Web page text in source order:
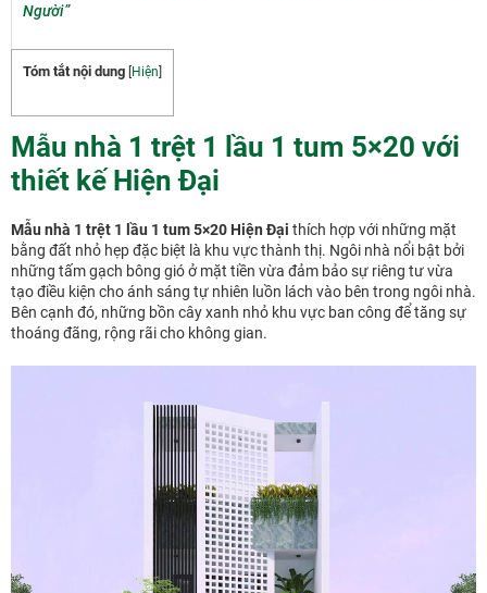
Người”
Tóm tắt nội dung Hiện
Mẫu nhà 1 trệt 1 lầu 1 tum 5×20 với
thiết kế Hiện Đại
Mẫu nhà 1 trệt 1 lầu 1 tum 5×20 Hiện Đại thích hợp với những mặt
bằng đất nhỏ hẹp đặc biệt là khu vực thành thị. Ngôi nhà nổi bật bởi
những tấm gạch bông gió ở mặt tiền vừa đảm bảo sự riêng tư vừa
tạo điều kiện cho ánh sáng tự nhiên luồn lách vào bên trong ngôi nhà.
Bên cạnh đó, những bồn cây xanh nhỏ khu vực ban công để tăng sự
thoáng đãng, rộng rãi cho không gian.